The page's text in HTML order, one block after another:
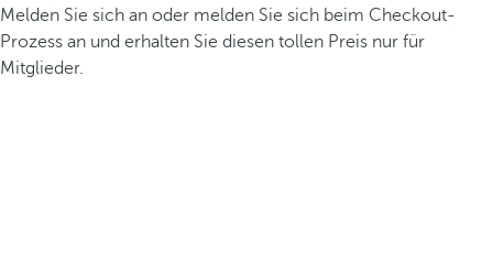
Melden Sie sich an oder melden Sie sich beim Checkout-
Prozess an und erhalten Sie diesen tollen Preis nur für
Mitglieder.